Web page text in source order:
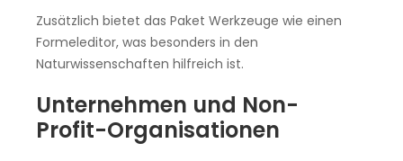
Zusätzlich bietet das Paket Werkzeuge wie einen
Formeleditor, was besonders in den
Naturwissenschaften hilfreich ist.
Unternehmen und Non-
Profit-Organisationen